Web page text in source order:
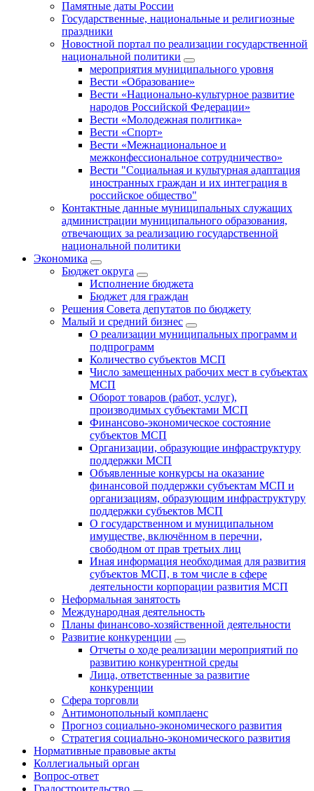
Памятные даты России
Государственные, национальные и религиозные
праздники
Новостной портал по реализации государственной
национальной политики
мероприятия муниципального уровня
Вести «Образование»
Вести «Национально-культурное развитие
народов Российской Федерации»
Вести «Молодежная политика»
Вести «Спорт»
Вести «Межнациональное и
межконфессиональное сотрудничество»
Вести "Социальная и культурная адаптация
иностранных граждан и их интеграция в
российское общество"
Контактные данные муниципальных служащих
администрации муниципального образования,
отвечающих за реализацию государственной
национальной политики
Экономика
Бюджет округa
Исполнение бюджета
Бюджет для граждан
Решения Совета депутатов по бюджету
Малый и средний бизнес
О реализации муниципальных программ и
подпрограмм
Количество субъектов МСП
Число замещенных рабочих мест в субъектах
МСП
Оборот товаров (работ, услуг),
производимых субъектами МСП
Финансово-экономическое состояние
субъектов МСП
Организации, образующие инфраструктуру
поддержки МСП
Объявленные конкурсы на оказание
финансовой поддержки субъектам МСП и
организациям, образующим инфраструктуру
поддержки субъектов МСП
О государственном и муниципальном
имуществе, включённом в перечни,
свободном от прав третьих лиц
Иная информация необходимая для развития
субъектов МСП, в том числе в сфере
деятельности корпорации развития МСП
Неформальная занятость
Международная деятельность
Планы финансово-хозяйственной деятельности
Развитие конкуренции
Отчеты о ходе реализации мероприятий по
развитию конкурентной среды
Лица, ответственные за развитие
конкуренции
Сфера торговли
Антимонопольный комплаенс
Прогноз социально-экономического развития
Стратегия социально-экономического развития
Нормативные правовые акты
Коллегиальный орган
Вопрос-ответ